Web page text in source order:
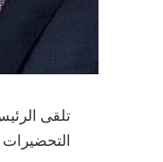
تلقى
التحضيرات